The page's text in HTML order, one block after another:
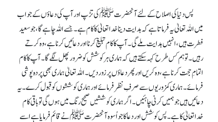
پس دنیا کی اصلاح کے لئے آنحضرتﷺ کی تڑپ اور آپ کی دعاوٴں کے جواب
میں اللہ تعالیٰ یہ فرماتا ہے کہ ہدایت دینا خدا تعالیٰ کا کام ہے۔ جسے اللہ چاہے گا، جو سعید
فطرت ہیں، انہیں ہدایت ملے گی۔ آپ کا کام تبلیغ کرنا اور دعائیں کرنا ہے، وہ کرتے
رہیں۔ تو ہم کس طرح کہہ سکتے ہیں کہ ہماری ہر کوشش کو ضرور پھل لگے گا۔ آپ کا کام
اتمامِ حجت کرنا ہے، وہ کریں اور پھر دعاوٴں پر زور دیں۔ اللہ تعالیٰ ہماری بھی پردہ پوشی
فرمائے۔ ہماری کمزوریوں سے صرفِ نظر فرمائے اور ہماری کوششوں کو قبول کرے۔ یہ
دعائیں ہیں جو ہمیں کرنی چاہئیں۔ اگر ہماری کوششیں صحیح رنگ میں ہوں گی تو باقی کام
خدا تعالیٰ کا ہے۔ پس کوشش اور دعا کا جو اُسوہ آنحضرتﷺ نے قائم فرمایا ہے اسے